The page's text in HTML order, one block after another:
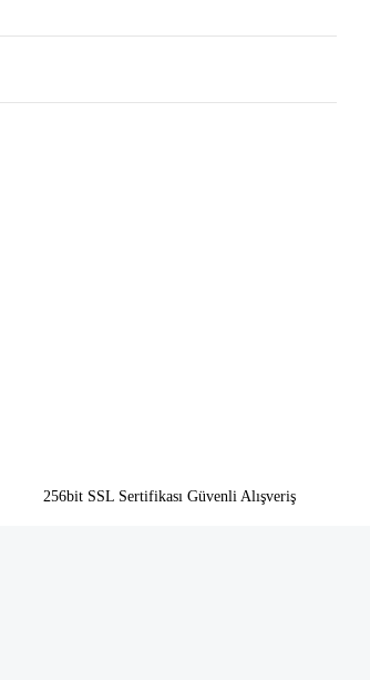
256bit SSL Sertifikası Güvenli Alışveriş